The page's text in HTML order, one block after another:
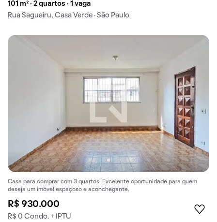
101 m² · 2 quartos · 1 vaga
Rua Saguairu, Casa Verde · São Paulo
Casa para comprar com 3 quartos. Excelente oportunidade para quem
deseja um imóvel espaçoso e aconchegante.
R$ 930.000
R$ 0 Condo. + IPTU